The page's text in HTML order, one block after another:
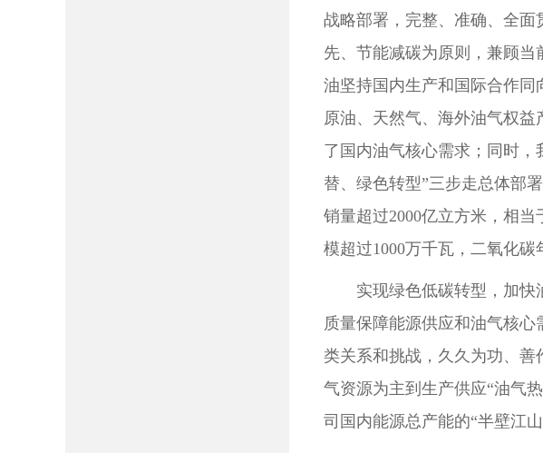
战略部署，完整、准确、全
先、节能减碳为原则，兼顾
油坚持国内生产和国际合作同
原油、天然气、海外油气权益
了国内油气核心需求；同时
替、绿色转型”三步走总体部
销量超过2000亿立方米，相
模超过1000万千瓦，二氧化碳
实现绿色低碳转型，加
质量保障能源供应和油气核
类关系和挑战，久久为功、
气资源为主到生产供应“油气
司国内能源总产能的“半壁江